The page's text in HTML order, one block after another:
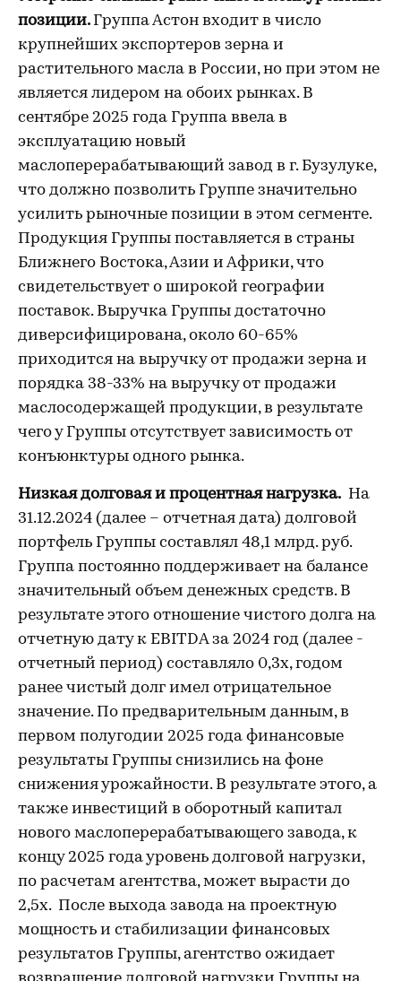
позиции. Группа Астон входит в число
крупнейших экспортеров зерна и
растительного масла в России, но при этом не
является лидером на обоих рынках. В
сентябре 2025 года Группа ввела в
эксплуатацию новый
маслоперерабатывающий завод в г. Бузулуке,
что должно позволить Группе значительно
усилить рыночные позиции в этом сегменте.
Продукция Группы поставляется в страны
Ближнего Востока, Азии и Африки, что
свидетельствует о широкой географии
поставок. Выручка Группы достаточно
диверсифицирована, около 60-65%
приходится на выручку от продажи зерна и
порядка 38-33% на выручку от продажи
маслосодержащей продукции, в результате
чего у Группы отсутствует зависимость от
конъюнктуры одного рынка.
Низкая долговая и процентная нагрузка. На
31.12.2024 (далее – отчетная дата) долговой
портфель Группы составлял 48,1 млрд. руб.
Группа постоянно поддерживает на балансе
значительный объем денежных средств. В
результате этого отношение чистого долга на
отчетную дату к EBITDA за 2024 год (далее -
отчетный период) составляло 0,3х, годом
ранее чистый долг имел отрицательное
значение. По предварительным данным, в
первом полугодии 2025 года финансовые
результаты Группы снизились на фоне
снижения урожайности. В результате этого, а
также инвестиций в оборотный капитал
нового маслоперерабатывающего завода, к
концу 2025 года уровень долговой нагрузки,
по расчетам агентства, может вырасти до
2,5х. После выхода завода на проектную
мощность и стабилизации финансовых
результатов Группы, агентство ожидает